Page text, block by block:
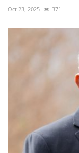
Oct 23, 2025 371